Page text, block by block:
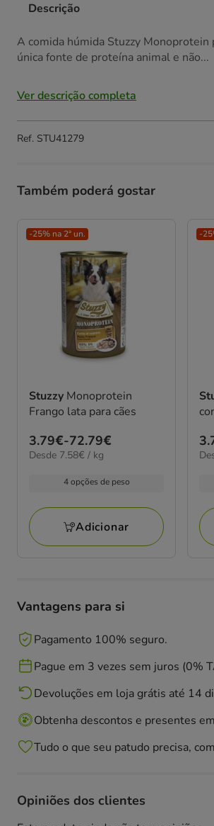
Descrição
A comida húmida Stuzzy
única fonte de proteína animal e não...
Ver descrição completa
Ref. STU41279
Também poderá gostar
-25% na 2ª un.
Stuzzy Monoprotein
Frango lata para cães
Preço
de
72.79€
3.79€-72.79€
7.58€
Desde 7.58€ / kg
4 opções de peso
Adicionar
-
de
Vantagens para si
Pagamento 100% seguro.
Pague em 3 vezes sem juros (0%
Devoluções em loja grátis até 14
Obtenha descontos e presentes
Tudo o que seu patudo precisa,
Opiniões dos clientes